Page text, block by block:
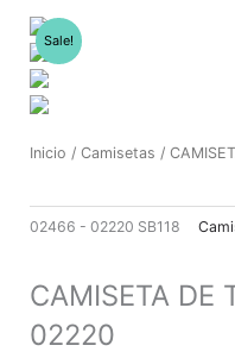
contenido
Sale!
Inicio / Camisetas /
02466 - 02220 SB118
CAMISETA DE
02220